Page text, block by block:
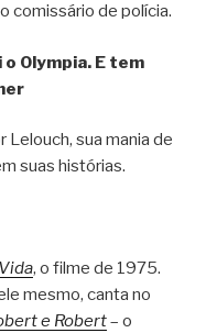
comissário de polícia.
Olympia. E tem
sua mania de
suas histórias.
, o filme de 1975.
mesmo, canta no
e Robert– o